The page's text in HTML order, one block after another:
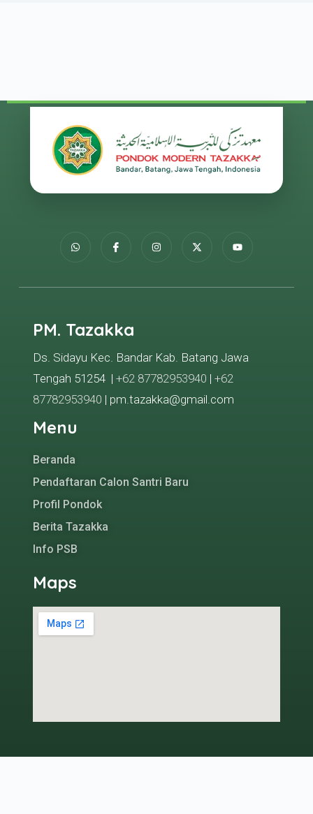
PM. Tazakka
Ds. Sidayu Kec. Bandar Kab. Batang Jawa
Tengah 51254 | +62 87782953940 | +62
87782953940 | pm.tazakka@gmail.com
Menu
Beranda
Pendaftaran Calon Santri Baru
Profil Pondok
Berita Tazakka
Info PSB
Maps